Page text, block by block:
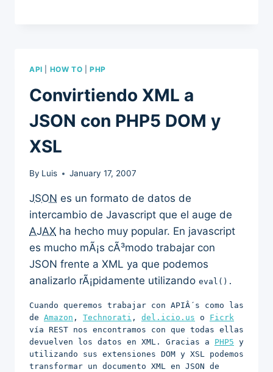
API HOW TO PHP
Convirtiendo XML a
JSON con PHP5 DOM y
XSL
By Luis January 17, 2007
JSON es un formato de datos de
intercambio de Javascript que el auge de
AJAX ha hecho muy popular. En javascript
es mucho mÃ¡s cÃ³modo trabajar con
JSON frente a XML ya que podemos
analizarlo rÃ¡pidamente utilizando eval() .
Cuando queremos trabajar con APIÂ´s como las
de Amazon , Technorati , del.icio.us o Ficrk
vía REST nos encontramos con que todas ellas
devuelven los datos en XML. Gracias a PHP5 y
utilizando sus extensiones DOM y XSL podemos
transformar un documento XML en JSON de